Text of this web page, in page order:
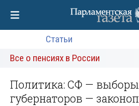
Статьи
Все о пенсиях в России
Политика: СФ — выборы
губернаторов —